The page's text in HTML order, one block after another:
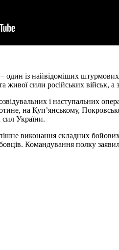
із найвідоміших штурмових
живої сили російських
і наступальних
на Куп’янському,
сил України.
виконання складних
Командування полку